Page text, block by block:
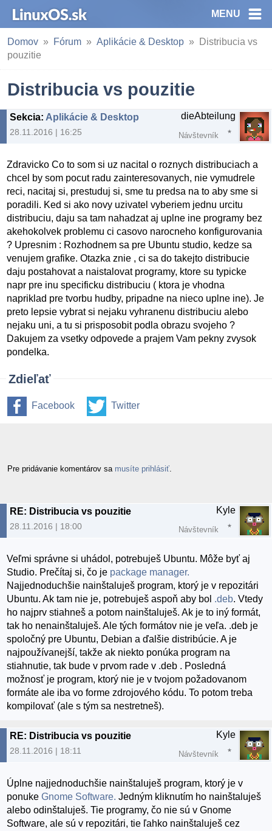
MENU
Domov Fórum Aplikácie & Desktop
Distribucia vs
pouzitie
Distribucia vs pouzitie
Sekcia: Aplikácie & Desktop
28.11.2016 | 16:25
dieAbteilung
Návštevník
Zdravicko Co to som si uz nacital o roznych distribuciach a
chcel by som pocut radu zainteresovanych, nie vymudrele
reci, nacitaj si, prestuduj si, sme tu predsa na to aby sme si
poradili. Ked si ako novy uzivatel vyberiem jednu urcitu
distribuciu, daju sa tam nahadzat aj uplne ine programy bez
akehokolvek problemu ci casovo narocneho konfigurovania
? Upresnim : Rozhodnem sa pre Ubuntu studio, kedze sa
venujem grafike. Otazka znie , ci sa do takejto distribucie
daju postahovat a naistalovat programy, ktore su typicke
napr pre inu specificku distribuciu ( ktora je vhodna
napriklad pre tvorbu hudby, pripadne na nieco uplne ine). Je
preto lepsie vybrat si nejaku vyhranenu distribuciu alebo
nejaku uni, a tu si prisposobit podla obrazu svojeho ?
Dakujem za vsetky odpovede a prajem Vam pekny zvysok
pondelka.
Zdieľať
Facebook Twitter
Pre pridávanie komentárov sa musíte prihlásiť
RE: Distribucia vs pouzitie
28.11.2016 | 18:00
Kyle
Návštevník
Veľmi správne si uhádol, potrebuješ Ubuntu. Môže byť aj
Studio. Prečítaj si, čo je package manager.
Najjednoduchšie nainštaluješ program, ktorý je v repozitári
Ubuntu. Ak tam nie je, potrebuješ aspoň aby bol .deb. Vtedy
ho najprv stiahneš a potom nainštaluješ. Ak je to iný formát,
tak ho nenainštaluješ. Ale tých formátov nie je veľa. .deb je
spoločný pre Ubuntu, Debian a ďalšie distribúcie. A je
najpoužívanejší, takže ak niekto ponúka program na
stiahnutie, tak bude v prvom rade v .deb . Posledná
možnosť je program, ktorý nie je v tvojom požadovanom
formáte ale iba vo forme zdrojového kódu. To potom treba
kompilovať (ale s tým sa nestretneš).
RE: Distribucia vs pouzitie
28.11.2016 | 18:11
Kyle
Návštevník
Úplne najjednoduchšie nainštaluješ program, ktorý je v
ponukeGnome Software. Jedným kliknutím ho nainštaluješ
alebo odinštaluješ. Tie programy, čo nie sú v Gnome
Software, ale sú v repozitári, tie ľahko nainštaluješ cez